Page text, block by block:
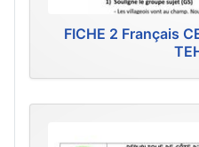
FICHE 2 Français